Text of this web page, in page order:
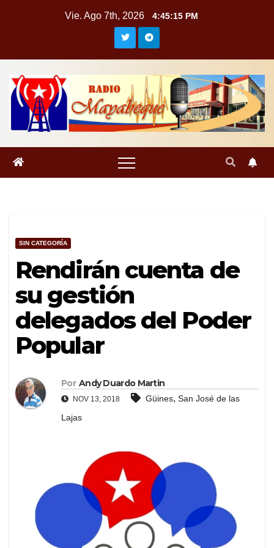
Vie. Ago 7th, 2026 4:45:16 PM
SIN CATEGORÍA
Rendirán cuenta de
su gestión
delegados del Poder
Popular
Por Andy Duardo Martin
NOV 13, 2018 Güines, San José de las
Lajas